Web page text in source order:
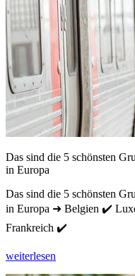
Das sind die 5 schönsten
in Europa
Das sind die 5 schönsten
in Europa ➜ Belgien ✔️
Frankreich ✔️
weiterlesen